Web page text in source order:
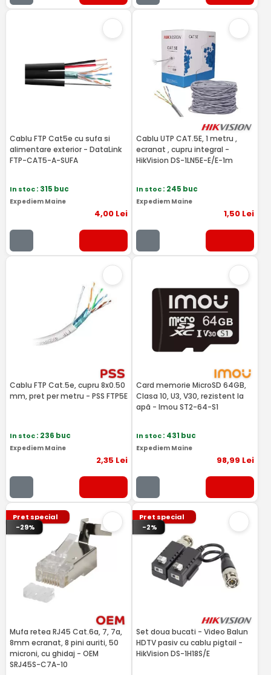
Cablu FTP Cat5e cu sufa si
alimentare exterior - DataLink
FTP-CAT5-A-SUFA
In stoc: 315 buc
Expediem Maine
4,00Lei
Cablu UTP CAT.5E, 1 metru ,
ecranat , cupru integral -
HikVision DS-1LN5E-E/E-1m
In stoc: 245 buc
Expediem Maine
1,50 Lei
Cablu FTP Cat.5e, cupru 8x0.50
mm, pret per metru - PSS FTP5E
In stoc: 236 buc
Expediem Maine
2,35 Lei
Card memorie MicroSD 64GB,
Clasa 10, U3, V30, rezistent la
apă - Imou ST2-64-S1
In stoc: 431 buc
Expediem Maine
98,99 Lei
Pret special
-29%
Mufa retea RJ45 Cat.6a, 7, 7a,
8mm ecranat, 8 pini auriti, 50
microni, cu ghidaj - OEM
SRJ45S-C7A-10
Pret special
-2%
Set doua bucati - Video Balun
HDTV pasiv cu cablu pigtail -
HikVision DS-1H18S/E